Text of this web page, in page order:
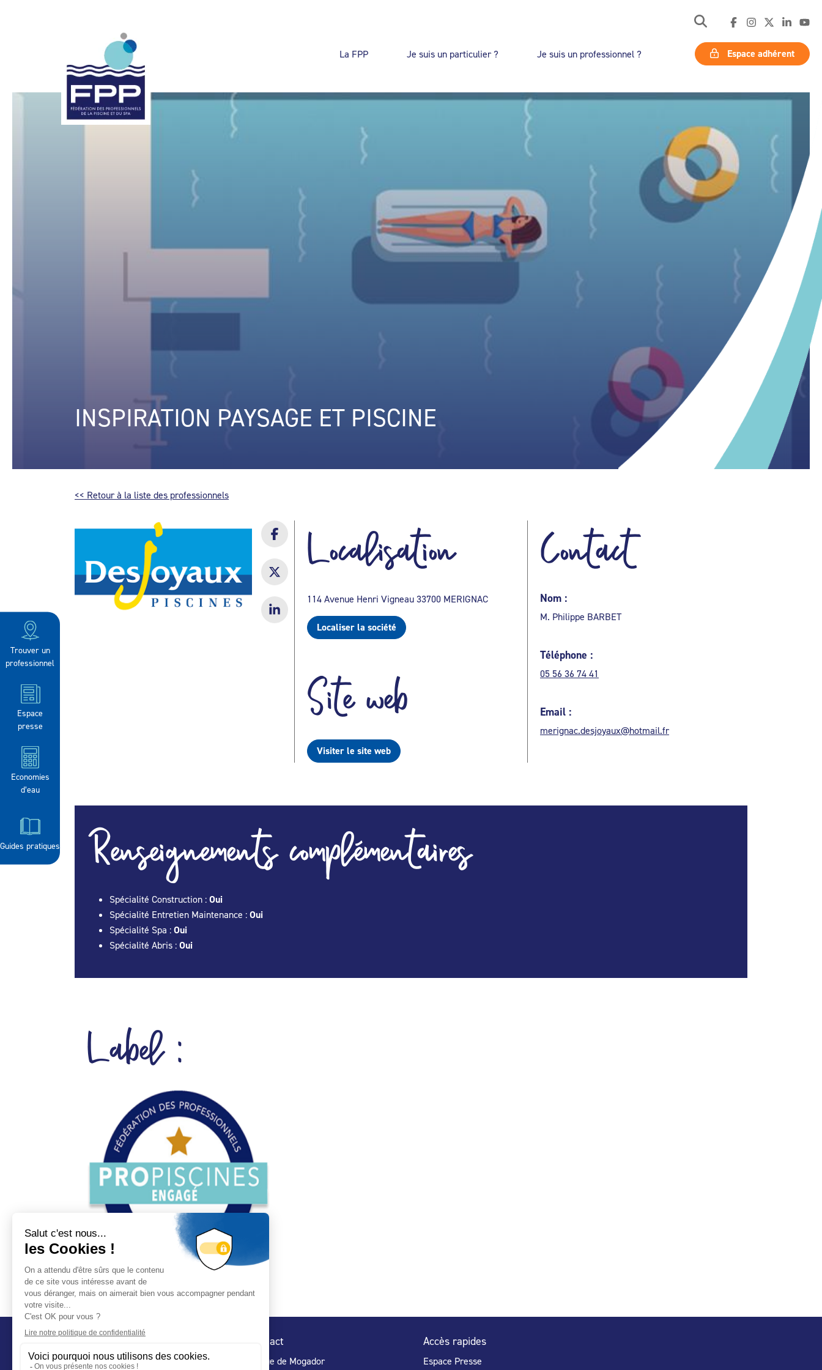
La FPP Je suis un particulier ? Je suis un professionnel ? Espace adhérent
Trouver un
professionnel
Espace
presse
Economies
d’eau
Guides pratiques
INSPIRATION PAYSAGE ET PISCINE
<< Retour à la liste des professionnels
Localisation
114 Avenue Henri Vigneau 33700 MERIGNAC
Localiser la société
Site web
Visiter le site web
Contact
Nom :
M. Philippe BARBET
Téléphone :
05 56 36 74 41
Email :
merignac.desjoyaux@hotmail.fr
Renseignements complémentaires
Spécialité Construction : Oui
Spécialité Entretien Maintenance : Oui
Spécialité Spa : Oui
Spécialité Abris : Oui
Label :
Contact
32 rue de Mogador
Accès rapides
Espace Presse